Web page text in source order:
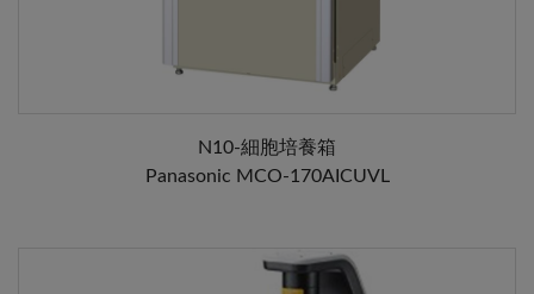
N10-細胞培養箱
Panasonic MCO-170AICUVL